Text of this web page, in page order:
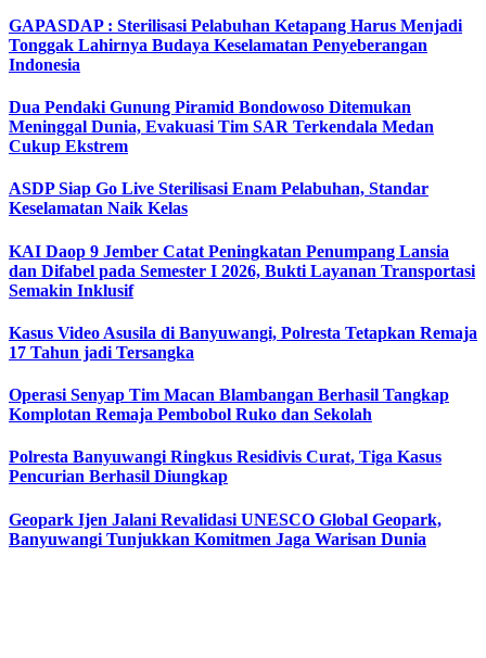
GAPASDAP : Sterilisasi Pelabuhan Ketapang Harus Menjadi
Tonggak Lahirnya Budaya Keselamatan Penyeberangan
Indonesia
Dua Pendaki Gunung Piramid Bondowoso Ditemukan
Meninggal Dunia, Evakuasi Tim SAR Terkendala Medan
Cukup Ekstrem
ASDP Siap Go Live Sterilisasi Enam Pelabuhan, Standar
Keselamatan Naik Kelas
KAI Daop 9 Jember Catat Peningkatan Penumpang Lansia
dan Difabel pada Semester I 2026, Bukti Layanan Transportasi
Semakin Inklusif
Kasus Video Asusila di Banyuwangi, Polresta Tetapkan Remaja
17 Tahun jadi Tersangka
Operasi Senyap Tim Macan Blambangan Berhasil Tangkap
Komplotan Remaja Pembobol Ruko dan Sekolah
Polresta Banyuwangi Ringkus Residivis Curat, Tiga Kasus
Pencurian Berhasil Diungkap
Geopark Ijen Jalani Revalidasi UNESCO Global Geopark,
Banyuwangi Tunjukkan Komitmen Jaga Warisan Dunia